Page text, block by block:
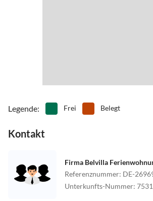
Legende: Frei Belegt
Kontakt
Firma Belvilla
Referenznummer: DE-
Unterkunfts-Nummer: